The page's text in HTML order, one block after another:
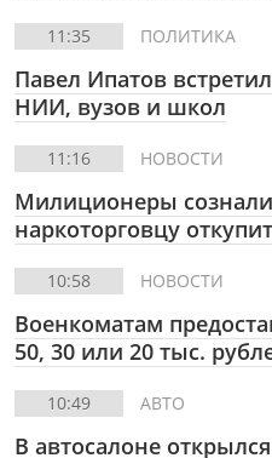
11:35 ПОЛИТИКА
Павел Ипатов
НИИ, вузов и школ
11:16 НОВОСТИ
Милиционеры
наркоторговцу
10:58 НОВОСТИ
Военкоматам
50, 30 или 20 тыс.
10:49 АВТО
В автосалоне